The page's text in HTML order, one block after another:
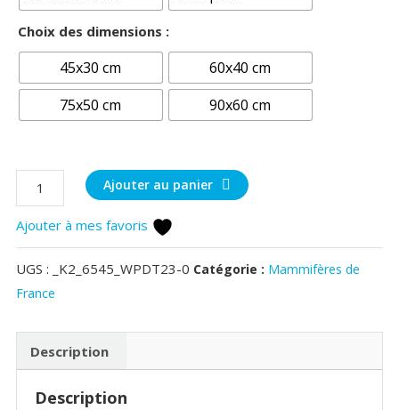
Choix des dimensions :
45x30 cm
60x40 cm
75x50 cm
90x60 cm
quantité
de
renardeaux
Ajouter au panier
Ajouter à mes favoris
UGS : _K2_6545_WPDT23-0 Catégorie : Mammifères de
France
Description
Description